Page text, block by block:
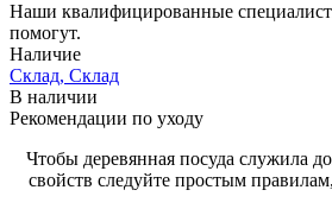
Наши квалифицированные
помогут.
Наличие
Склад, Склад
В наличии
Рекомендации по уходу
Чтобы деревянная посуда служила
свойств следуйте простым